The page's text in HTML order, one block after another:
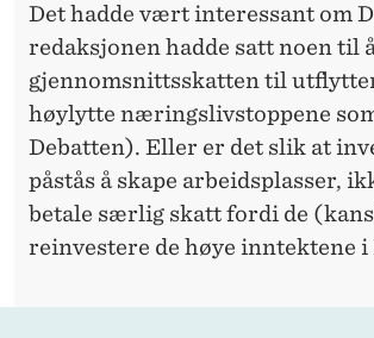
Det hadde vært interessant om
redaksjonen hadde satt noen til
gjennomsnittsskatten til
høylytte næringslivstoppene
Debatten). Eller er det slik at
påstås å skape arbeidsplasser,
betale særlig skatt fordi de
reinvestere de høye inntektene i